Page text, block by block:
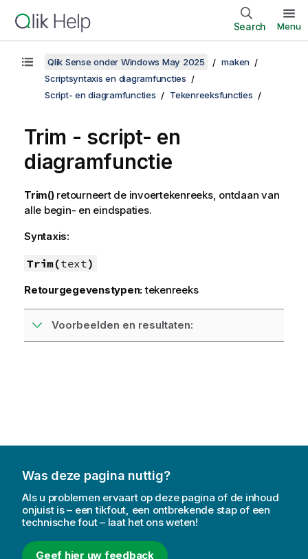
Search Menu
Qlik Sense onder Windows May 2025
maken
Scriptsyntaxis en diagramfuncties
Script- en diagramfuncties
Tekenreeksfuncties
Trim - script- en
diagramfunctie
Trim()retourneert de invoertekenreeks, ontdaan van
alle begin- en eindspaties.
Syntaxis:
Trim(text)
Retourgegevenstypen:tekenreeks
Voorbeelden en resultaten:
Was deze pagina nuttig?
Als u problemen ervaart op deze pagina of de inhoud
onjuist is – een tikfout, een ontbrekende stap of een
technische fout – laat het ons weten!
Geef hier uw feedback